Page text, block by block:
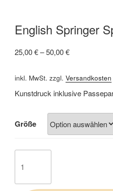
English Springer
25,00€–50,00€
inkl. MwSt. zzgl. Versandkosten
Kunstdruck inklusive
Größe
Springer